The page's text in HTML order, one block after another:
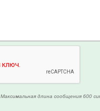
Максимальная длина сообщения 600